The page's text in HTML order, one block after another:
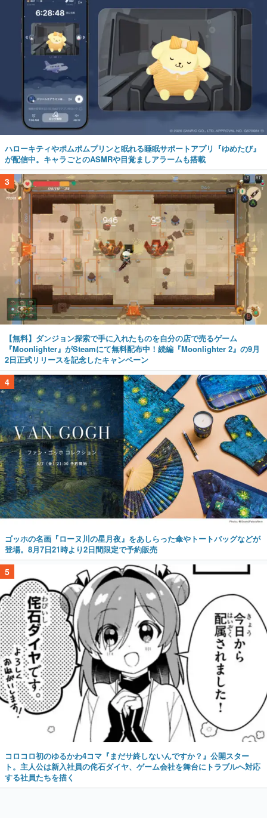
ハローキティやポムポムプリンと眠れる睡眠サポートアプリ『ゆめたび』
が配信中。キャラごとのASMRや目覚ましアラームも搭載
3
【無料】ダンジョン探索で手に入れたものを自分の店で売るゲーム
『Moonlighter』がSteamにて無料配布中！続編『Moonlighter 2』の9月
2日正式リリースを記念したキャンペーン
4
ゴッホの名画『ローヌ川の星月夜』をあしらった傘やトートバッグなどが
登場。8月7日21時より2日間限定で予約販売
5
コロコロ初のゆるかわ4コマ『まだサ終しないんですか？』公開スター
ト。主人公は新入社員の侘石ダイヤ、ゲーム会社を舞台にトラブルへ対応
する社員たちを描く